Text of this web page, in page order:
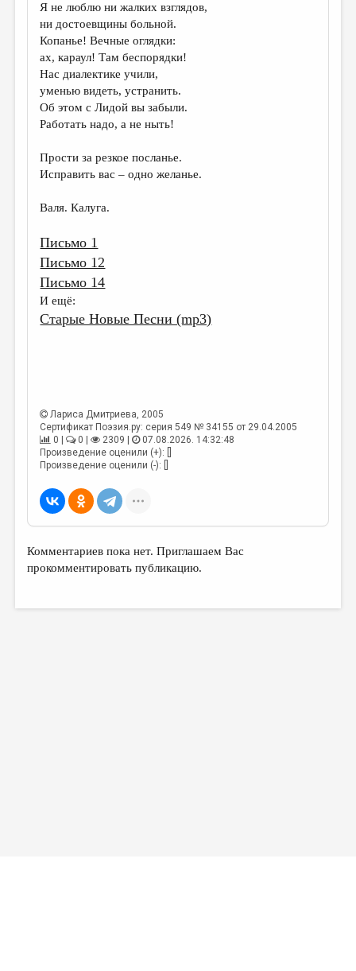
КОНКУРСЫ
ДЕТСКАЯ КОМНАТА
КНИЖНАЯ ПОЛКА
ОБЗОР ЛИТЕРАТУРЫ
СТРАНИЦЫ ПАМЯТИ
КОЛОНКА РЕДАКТОРА
РЕДКОЛЛЕГИЯ
ОТ РЕДАКЦИИ
МАЛАЯ ПРОЗА
ЭССЕИСТИКА
ЛИТЕРАТУРОВЕДЕНИЕ
ЦИКЛЫ ПУБЛИКАЦИЙ
ТРЕДИАКОВСКИЙ
МЕДИА
ВКОНТАКТЕ
Я не люблю ни жалких взглядов,
ни достоевщины больной.
Копанье! Вечные оглядки:
ах, караул! Там беспорядки!
Нас диалектике учили,
уменью видеть, устранить.
Об этом с Лидой вы забыли.
Работать надо, а не ныть!
Прости за резкое посланье.
Исправить вас – одно желанье.
Валя. Калуга.
Письмо 1
Письмо 12
Письмо 14
И ещё:
Старые Новые Песни (mp3)
Лариса Дмитриева, 2005
Сертификат Поэзия.ру: серия 549 № 34155 от 29.04.2005
0 |
0 | 2309 |
07.08.2026. 14:32:48
Произведение оценили (+): []
Произведение оценили (-): []
Комментариев пока нет. Приглашаем Вас
прокомментировать публикацию.